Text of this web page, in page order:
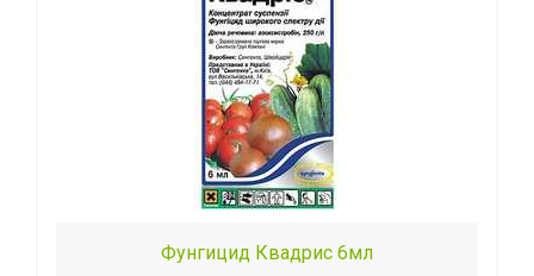
Фунгицид Квадрис 6мл